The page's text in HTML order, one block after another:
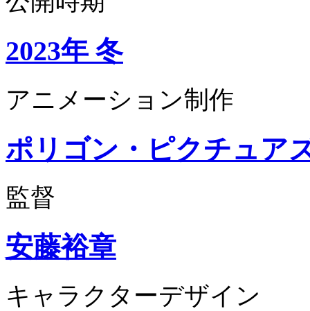
2023年 冬
アニメーション制作
ポリゴン・ピクチュア
監督
安藤裕章
キャラクターデザイン